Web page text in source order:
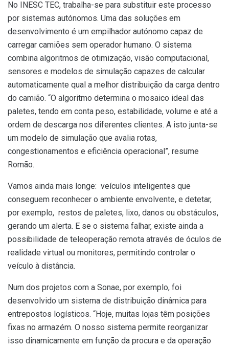
No INESC TEC, trabalha-se para substituir este processo
por sistemas autónomos. Uma das soluções em
desenvolvimento é um empilhador autónomo capaz de
carregar camiões sem operador humano. O sistema
combina algoritmos de otimização, visão computacional,
sensores e modelos de simulação capazes de calcular
automaticamente qual a melhor distribuição da carga dentro
do camião. “O algoritmo determina o mosaico ideal das
paletes, tendo em conta peso, estabilidade, volume e até a
ordem de descarga nos diferentes clientes. A isto junta-se
um modelo de simulação que avalia rotas,
congestionamentos e eficiência operacional”, resume
Romão.
Vamos ainda mais longe: veículos inteligentes que
conseguem reconhecer o ambiente envolvente, e detetar,
por exemplo, restos de paletes, lixo, danos ou obstáculos,
gerando um alerta. E se o sistema falhar, existe ainda a
possibilidade de teleoperação remota através de óculos de
realidade virtual ou monitores, permitindo controlar o
veículo à distância.
Num dos projetos com a Sonae, por exemplo, foi
desenvolvido um sistema de distribuição dinâmica para
entrepostos logísticos. “Hoje, muitas lojas têm posições
fixas no armazém. O nosso sistema permite reorganizar
isso dinamicamente em função da procura e da operação